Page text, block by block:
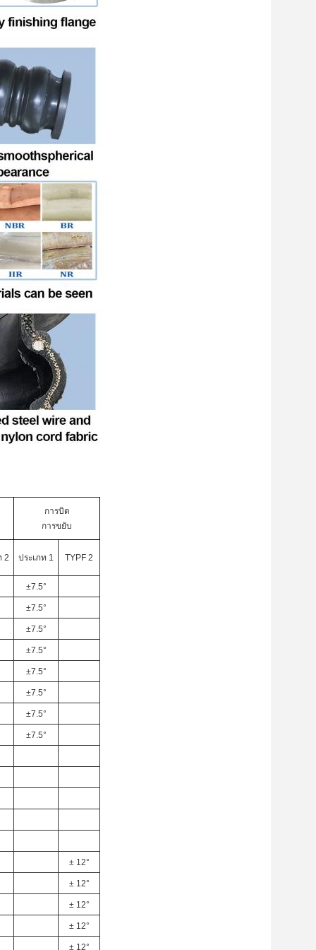
การบิด
การขยับ
2 ประเภท 1 TYPF 2
±7.5°
±7.5°
±7.5°
±7.5°
±7.5°
±7.5°
±7.5°
±7.5°
± 12°
± 12°
± 12°
± 12°
± 12°